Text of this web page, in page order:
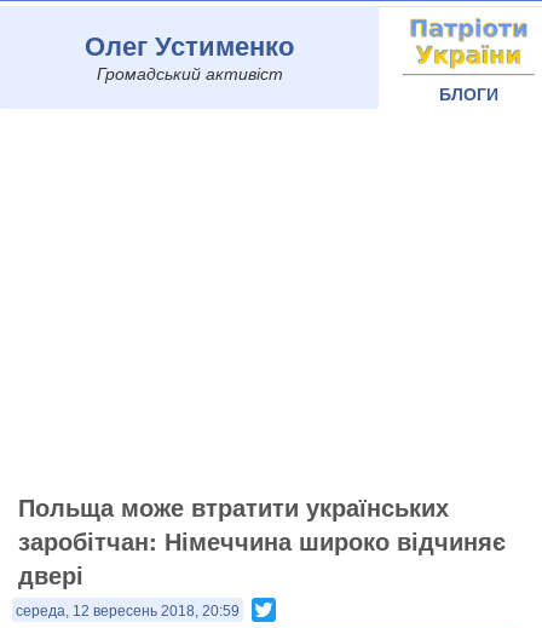
Олег Устименко
Громадський активіст
БЛОГИ
Польща може втратити українських
заробітчан: Німеччина широко відчиняє
двері
середа, 12 вересень 2018, 20:59